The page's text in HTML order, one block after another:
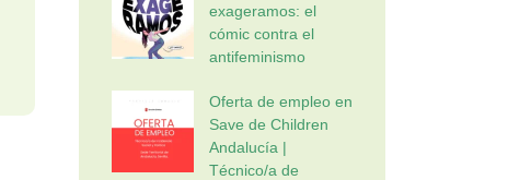
exageramos: el
cómic contra el
antifeminismo
Oferta de empleo en
Save de Children
Andalucía |
Técnico/a de